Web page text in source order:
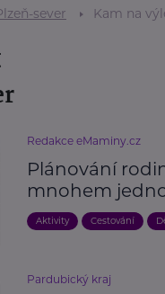
sever Kam na
Redakce eMaminy.cz
Plánování
mnohem
Aktivity Cestování
Pardubický kraj